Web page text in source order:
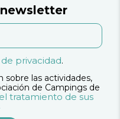
privacidad.
las actividades,
de Campings de
tratamiento de sus